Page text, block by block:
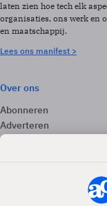
laten zien hoe tech elk
organisaties, ons werk en
en maatschappij.
Lees ons manifest >
Over ons
Abonneren
Adverteren
Contact